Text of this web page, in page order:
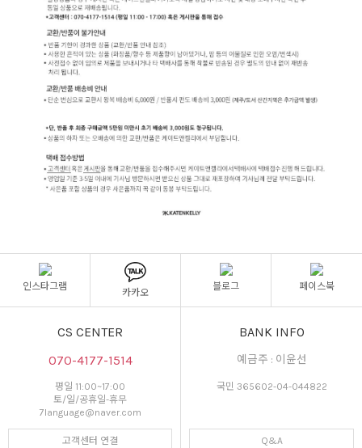
인스타그램
카카오
블로그 페이스북
CS CENTER
070-4177-1514
평일 11:00~17:00
토/일/공휴일-휴무
7language@naver.com
고객센터 연결
BANK INFO
예금주 : 이윤선
국민 365602-04-044822
Q&A